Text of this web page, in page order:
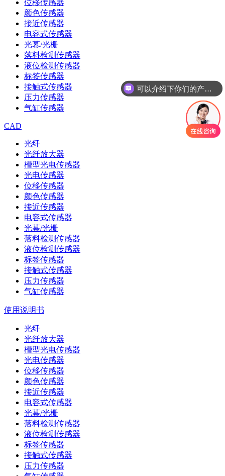
位移传感器
颜色传感器
接近传感器
电容式传感器
光幕/光栅
落料检测传感器
液位检测传感器
标签传感器
接触式传感器
压力传感器
气缸传感器
CAD
光纤
光纤放大器
槽型光电传感器
光电传感器
位移传感器
颜色传感器
接近传感器
电容式传感器
光幕/光栅
落料检测传感器
液位检测传感器
标签传感器
接触式传感器
压力传感器
气缸传感器
使用说明书
光纤
光纤放大器
槽型光电传感器
光电传感器
位移传感器
颜色传感器
接近传感器
电容式传感器
光幕/光栅
落料检测传感器
液位检测传感器
标签传感器
接触式传感器
压力传感器
可以介绍下你们的产品么